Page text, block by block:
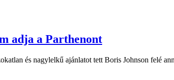
adja a Parthenont
és nagylelkű ajánlatot tett Boris Johnson felé